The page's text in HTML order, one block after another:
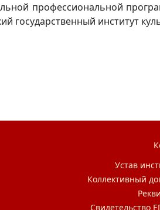
профессиональной
государственный институт
Устав
Коллективный
Свидетельство